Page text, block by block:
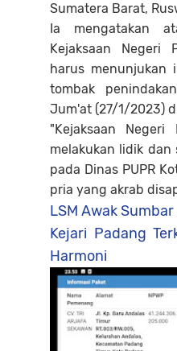
Sumatera Barat,
Ia mengatakan
Kejaksaan Negeri
harus menunjukan
tombak
Jum'at (27/1/2023)
"Kejaksaan
melakukan lidik
pada Dinas PUPR
pria yang akrab
LSM Awak
Kejari Padang
Harmoni